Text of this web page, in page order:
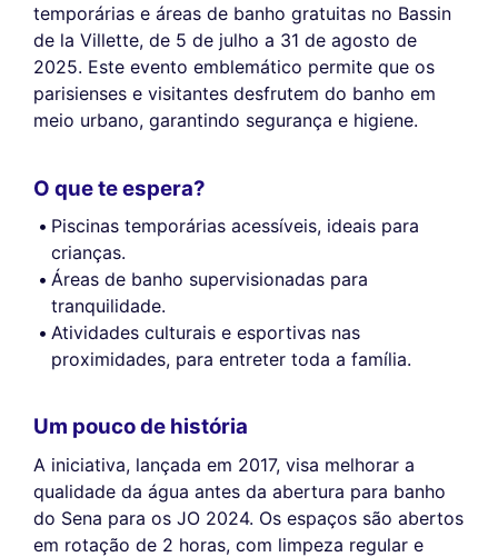
temporárias e áreas de banho gratuitas no Bassin
de la Villette, de 5 de julho a 31 de agosto de
2025. Este evento emblemático permite que os
parisienses e visitantes desfrutem do banho em
meio urbano, garantindo segurança e higiene.
O que te espera?
Piscinas temporárias acessíveis, ideais para
crianças.
Áreas de banho supervisionadas para
tranquilidade.
Atividades culturais e esportivas nas
proximidades, para entreter toda a família.
Um pouco de história
A iniciativa, lançada em 2017, visa melhorar a
qualidade da água antes da abertura para banho
do Sena para os JO 2024. Os espaços são abertos
em rotação de 2 horas, com limpeza regular e